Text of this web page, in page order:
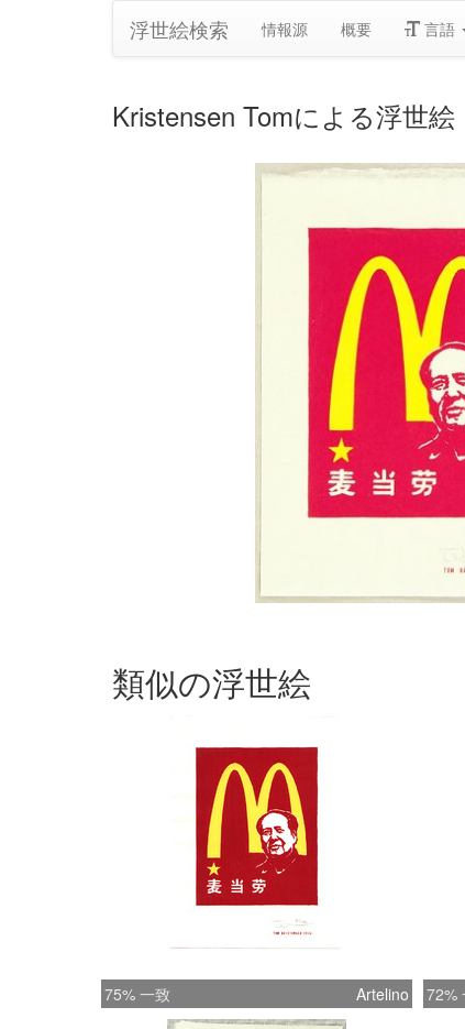
浮世絵検索 情報源 概要 言語
Kristensen Tomによる浮世絵
類似の浮世絵
75% 一致 Artelino 72%